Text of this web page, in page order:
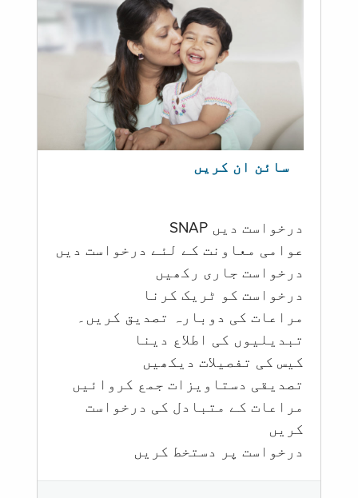
سائن ان کریں
درخواست دیں SNAP
عوامی معاونت کے لئے درخواست دیں
درخواست جاری رکھیں
درخواست کو ٹریک کرنا
مراعات کی دوبارہ تصدیق کریں۔
تبدیلیوں کی اطلاع دینا
کیس کی تفصیلات دیکھیں
تصدیقی دستاویزات جمع کروائیں
مراعات کے متبادل کی درخواست
کریں
درخواست پر دستخط کریں